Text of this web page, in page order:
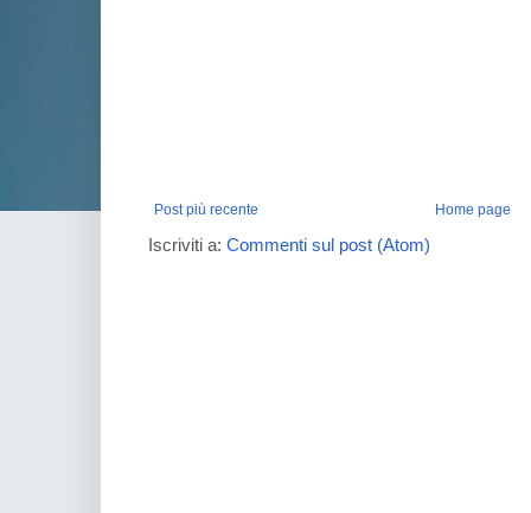
Post più recente Home page
Iscriviti a: Commenti sul post (Atom)